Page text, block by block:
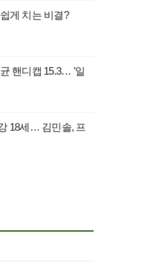
게 치는 비결?
핸디캡 15.3… '일
18세… 김민솔, 프